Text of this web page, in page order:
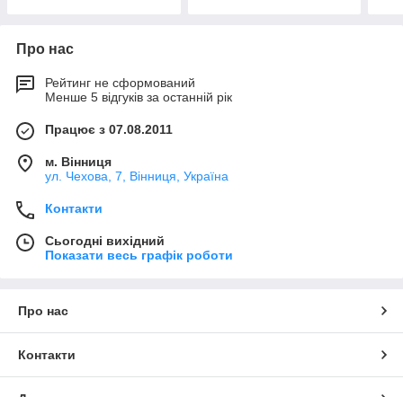
Про нас
Рейтинг не сформований
Менше 5 відгуків за останній рік
Працює з 07.08.2011
м. Вінниця
ул. Чехова, 7, Вінниця, Україна
Контакти
Сьогодні вихідний
Показати весь графік роботи
Про нас
Контакти